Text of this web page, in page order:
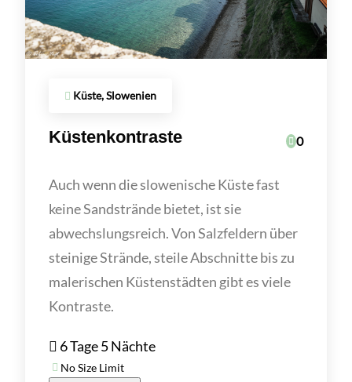
Küste, Slowenien
Küstenkontraste 0
Auch wenn die slowenische Küste fast
keine Sandstrände bietet, ist sie
abwechslungsreich. Von Salzfeldern über
steinige Strände, steile Abschnitte bis zu
malerischen Küstenstädten gibt es viele
Kontraste.
6 Tage 5 Nächte
No Size Limit